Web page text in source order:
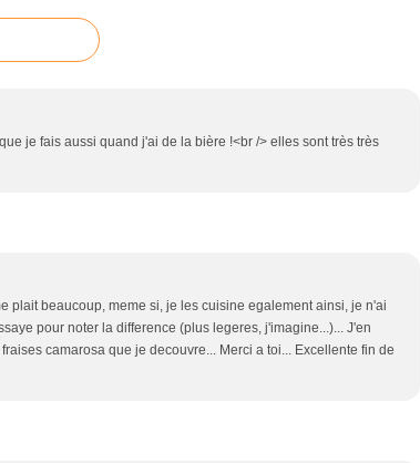
je fais aussi quand j'ai de la bière !<br /> elles sont très très
plait beaucoup, meme si, je les cuisine egalement ainsi, je n'ai
pour noter la difference (plus legeres, j'imagine...)... J'en
camarosa que je decouvre... Merci a toi... Excellente fin de